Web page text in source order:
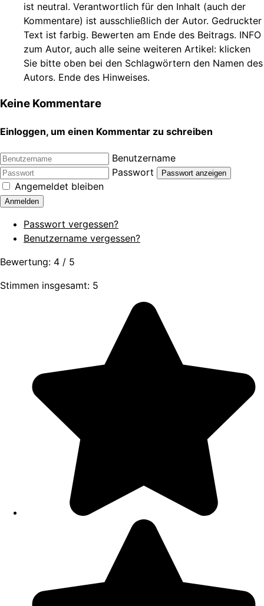
ist neutral. Verantwortlich für den Inhalt (auch der
Kommentare) ist ausschließlich der Autor. Gedruckter
Text ist farbig. Bewerten am Ende des Beitrags. INFO
zum Autor, auch alle seine weiteren Artikel: klicken
Sie bitte oben bei den Schlagwörtern den Namen des
Autors. Ende des Hinweises.
Keine Kommentare
Einloggen, um einen Kommentar zu schreiben
Benutzername
Passwort
Passwort anzeigen
Angemeldet bleiben
Anmelden
Passwort vergessen?
Benutzername vergessen?
Bewertung: 4 / 5
Stimmen insgesamt: 5